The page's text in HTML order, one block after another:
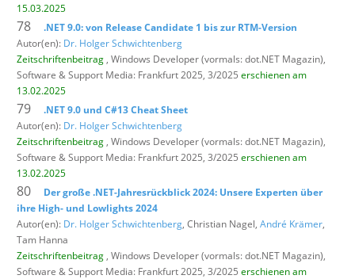
15.03.2025
78
.NET 9.0: von Release Candidate 1 bis zur RTM-Version
Autor(en): Dr. Holger Schwichtenberg
Zeitschriftenbeitrag , Windows Developer (vormals: dot.NET Magazin),
Software & Support Media: Frankfurt 2025, 3/2025 erschienen am
13.02.2025
79
.NET 9.0 und C#13 Cheat Sheet
Autor(en): Dr. Holger Schwichtenberg
Zeitschriftenbeitrag , Windows Developer (vormals: dot.NET Magazin),
Software & Support Media: Frankfurt 2025, 3/2025 erschienen am
13.02.2025
80
Der große .NET-Jahresrückblick 2024: Unsere Experten über
ihre High- und Lowlights 2024
Autor(en): Dr. Holger Schwichtenberg, Christian Nagel, André Krämer,
Tam Hanna
Zeitschriftenbeitrag , Windows Developer (vormals: dot.NET Magazin),
Software & Support Media: Frankfurt 2025, 3/2025 erschienen am